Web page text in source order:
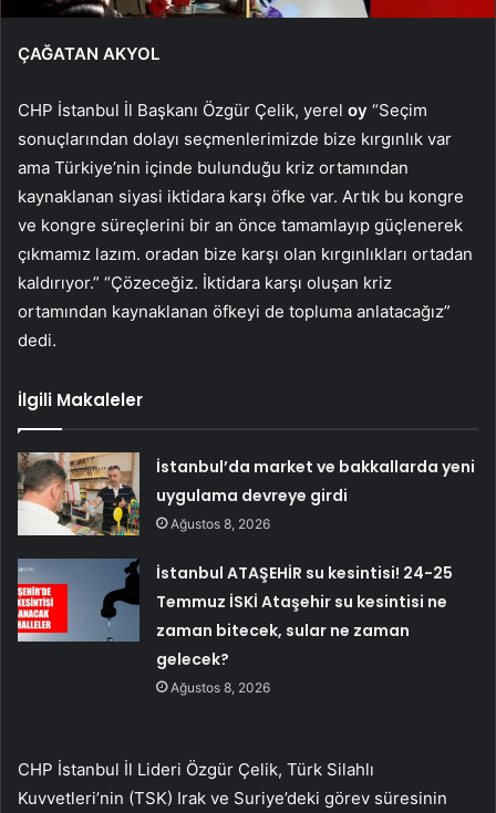
ÇAĞATAN AKYOL
CHP İstanbul İl Başkanı Özgür Çelik, yerel oy “Seçim
sonuçlarından dolayı seçmenlerimizde bize kırgınlık var
ama Türkiye’nin içinde bulunduğu kriz ortamından
kaynaklanan siyasi iktidara karşı öfke var. Artık bu kongre
ve kongre süreçlerini bir an önce tamamlayıp güçlenerek
çıkmamız lazım. oradan bize karşı olan kırgınlıkları ortadan
kaldırıyor.” “Çözeceğiz. İktidara karşı oluşan kriz
ortamından kaynaklanan öfkeyi de topluma anlatacağız”
dedi.
İlgili Makaleler
İstanbul’da market ve bakkallarda yeni
uygulama devreye girdi
Ağustos 8, 2026
İstanbul ATAŞEHİR su kesintisi! 24-25
Temmuz İSKİ Ataşehir su kesintisi ne
zaman bitecek, sular ne zaman
gelecek?
Ağustos 8, 2026
CHP İstanbul İl Lideri Özgür Çelik, Türk Silahlı
Kuvvetleri’nin (TSK) Irak ve Suriye’deki görev süresinin